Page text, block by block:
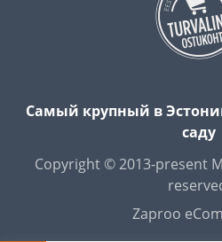
Самый крупный в
саду
Copyright © 2013-present
Zaproo